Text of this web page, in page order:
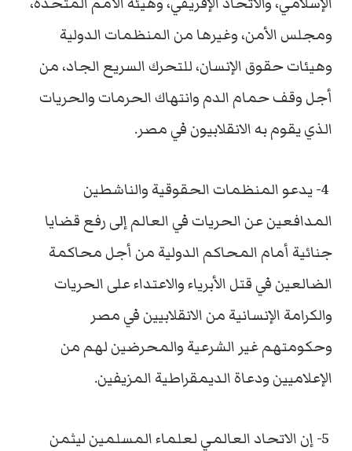
ومجلس الأمن، وغيرها من المنظمات الدولية
وهيئات حقوق الإنسان، للتحرك السريع الجاد، من
أجل وقف حمام الدم وانتهاك الحرمات والحريات
الذي يقوم به الانقلابيون في مصر.
4- يدعو المنظمات الحقوقية والناشطين
المدافعين عن الحريات في العالم إلى رفع قضايا
جنائية أمام المحاكم الدولية من أجل محاكمة
الضالعين في قتل الأبرياء والاعتداء على الحريات
والكرامة الإنسانية من الانقلابيين في مصر
وحكومتهم غير الشرعية والمحرضين لهم من
الإعلاميين ودعاة الديمقراطية المزيفين.
5- إن الاتحاد العالمي لعلماء المسلمين ليثمن